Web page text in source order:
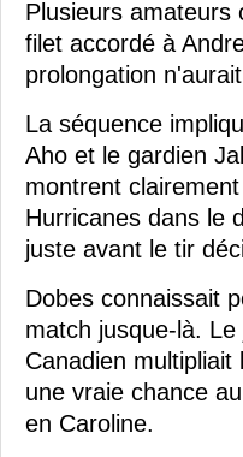
Plusieurs amateurs
filet accordé à
prolongation
La séquence
Aho et le gardien
montrent
Hurricanes dans le
juste avant le tir
Dobes connaissait
match jusque-là.
Canadien
une vraie chance
en Caroline.